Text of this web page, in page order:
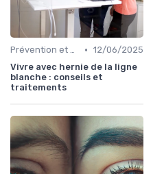
Prévention et Gestion des Blessures • 12/06/2025
Vivre avec hernie de la ligne
blanche : conseils et
traitements